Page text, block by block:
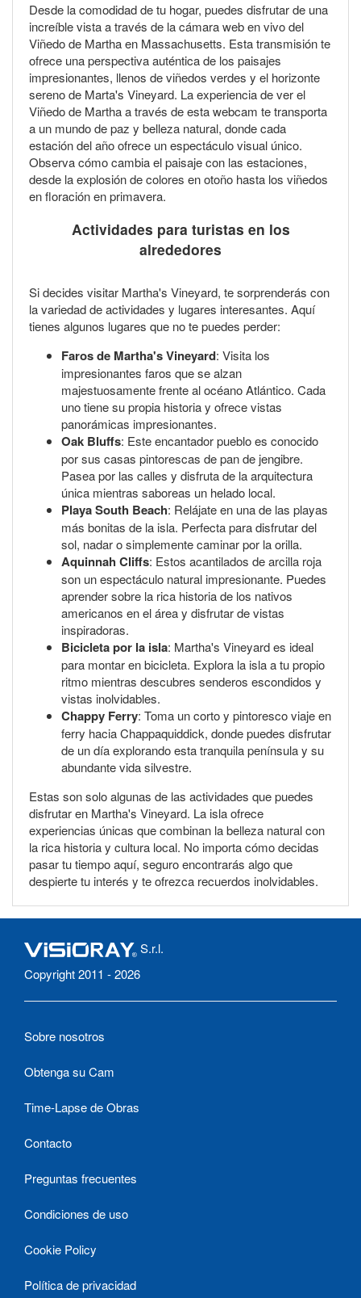
Desde la comodidad de tu hogar, puedes disfrutar de una
increíble vista a través de la cámara web en vivo del
Viñedo de Martha en Massachusetts. Esta transmisión te
ofrece una perspectiva auténtica de los paisajes
impresionantes, llenos de viñedos verdes y el horizonte
sereno de Marta's Vineyard. La experiencia de ver el
Viñedo de Martha a través de esta webcam te transporta
a un mundo de paz y belleza natural, donde cada
estación del año ofrece un espectáculo visual único.
Observa cómo cambia el paisaje con las estaciones,
desde la explosión de colores en otoño hasta los viñedos
en floración en primavera.
Actividades para turistas en los
alrededores
Si decides visitar Martha's Vineyard, te sorprenderás con
la variedad de actividades y lugares interesantes. Aquí
tienes algunos lugares que no te puedes perder:
Faros de Martha's Vineyard: Visita los
impresionantes faros que se alzan
majestuosamente frente al océano Atlántico. Cada
uno tiene su propia historia y ofrece vistas
panorámicas impresionantes.
Oak Bluffs: Este encantador pueblo es conocido
por sus casas pintorescas de pan de jengibre.
Pasea por las calles y disfruta de la arquitectura
única mientras saboreas un helado local.
Playa South Beach: Relájate en una de las playas
más bonitas de la isla. Perfecta para disfrutar del
sol, nadar o simplemente caminar por la orilla.
Aquinnah Cliffs: Estos acantilados de arcilla roja
son un espectáculo natural impresionante. Puedes
aprender sobre la rica historia de los nativos
americanos en el área y disfrutar de vistas
inspiradoras.
Bicicleta por la isla: Martha's Vineyard es ideal
para montar en bicicleta. Explora la isla a tu propio
ritmo mientras descubres senderos escondidos y
vistas inolvidables.
Chappy Ferry: Toma un corto y pintoresco viaje en
ferry hacia Chappaquiddick, donde puedes disfrutar
de un día explorando esta tranquila península y su
abundante vida silvestre.
Estas son solo algunas de las actividades que puedes
disfrutar en Martha's Vineyard. La isla ofrece
experiencias únicas que combinan la belleza natural con
la rica historia y cultura local. No importa cómo decidas
pasar tu tiempo aquí, seguro encontrarás algo que
despierte tu interés y te ofrezca recuerdos inolvidables.
S.r.l.
Copyright 2011 - 2026
Sobre nosotros
Obtenga su Cam
Time-Lapse de Obras
Contacto
Preguntas frecuentes
Condiciones de uso
Cookie Policy
Política de privacidad